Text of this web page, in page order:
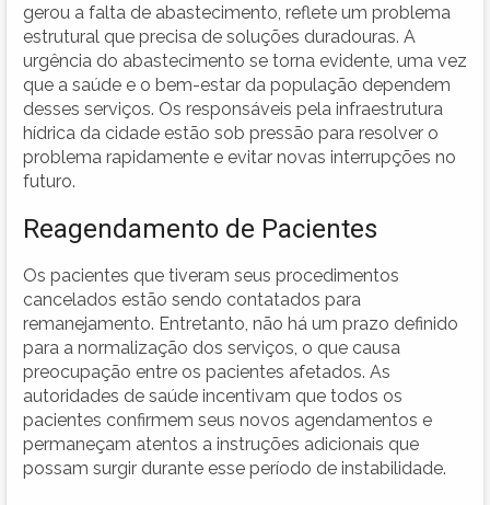
gerou a falta de abastecimento, reflete um problema
estrutural que precisa de soluções duradouras. A
urgência do abastecimento se torna evidente, uma vez
que a saúde e o bem-estar da população dependem
desses serviços. Os responsáveis pela infraestrutura
hídrica da cidade estão sob pressão para resolver o
problema rapidamente e evitar novas interrupções no
futuro.
Reagendamento de Pacientes
Os pacientes que tiveram seus procedimentos
cancelados estão sendo contatados para
remanejamento. Entretanto, não há um prazo definido
para a normalização dos serviços, o que causa
preocupação entre os pacientes afetados. As
autoridades de saúde incentivam que todos os
pacientes confirmem seus novos agendamentos e
permaneçam atentos a instruções adicionais que
possam surgir durante esse período de instabilidade.